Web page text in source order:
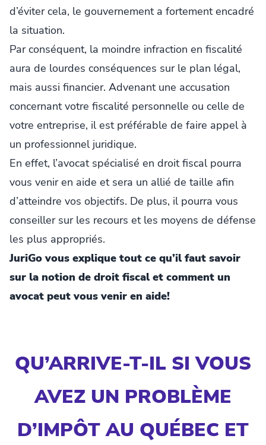
d’éviter cela, le gouvernement a fortement encadré
la situation.
Par conséquent, la moindre infraction en fiscalité
aura de lourdes conséquences sur le plan légal,
mais aussi financier. Advenant une accusation
concernant votre fiscalité personnelle ou celle de
votre entreprise, il est préférable de faire appel à
un professionnel juridique.
En effet, l’avocat spécialisé en droit fiscal pourra
vous venir en aide et sera un allié de taille afin
d’atteindre vos objectifs. De plus, il pourra vous
conseiller sur les recours et les moyens de défense
les plus appropriés.
JuriGo vous explique tout ce qu’il faut savoir
sur la notion de droit fiscal et comment un
avocat peut vous venir en aide!
QU’ARRIVE-T-IL SI VOUS
AVEZ UN PROBLÈME
D’IMPÔT AU QUÉBEC ET